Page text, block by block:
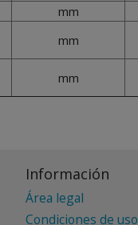
mm
mm
mm
Información
Área legal
Condiciones de